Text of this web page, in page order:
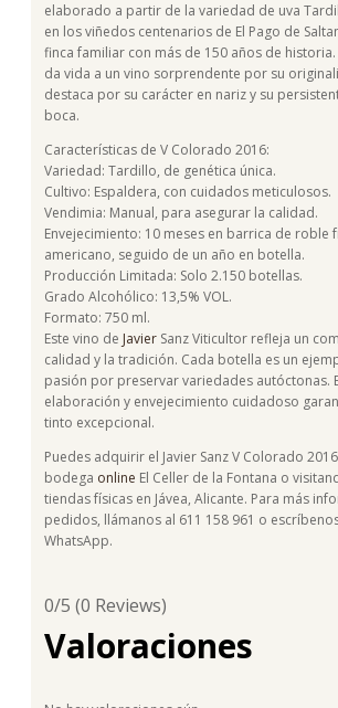
elaborado a partir de la variedad de uva
en los viñedos centenarios de El Pago de
finca familiar con más de 150 años de historia.
da vida a un vino sorprendente por su
destaca por su carácter en nariz y su
boca.
Características de V Colorado 2016:
Variedad: Tardillo, de genética única.
Cultivo: Espaldera, con cuidados meticulosos.
Vendimia: Manual, para asegurar la calidad.
Envejecimiento: 10 meses en barrica de roble
americano, seguido de un año en botella.
Producción Limitada: Solo 2.150 botellas.
Grado Alcohólico: 13,5% VOL.
Formato: 750 ml.
Este vino de Javier Sanz Viticultor refleja un
calidad y la tradición. Cada botella es un
pasión por preservar variedades autóctonas.
elaboración y envejecimiento cuidadoso
tinto excepcional.
Puedes adquirir el Javier Sanz V Colorado
bodega online El Celler de la Fontana o
tiendas físicas en Jávea, Alicante. Para más
pedidos, llámanos al 611 158 961 o
WhatsApp.
0/5 (0 Reviews)
Valoraciones